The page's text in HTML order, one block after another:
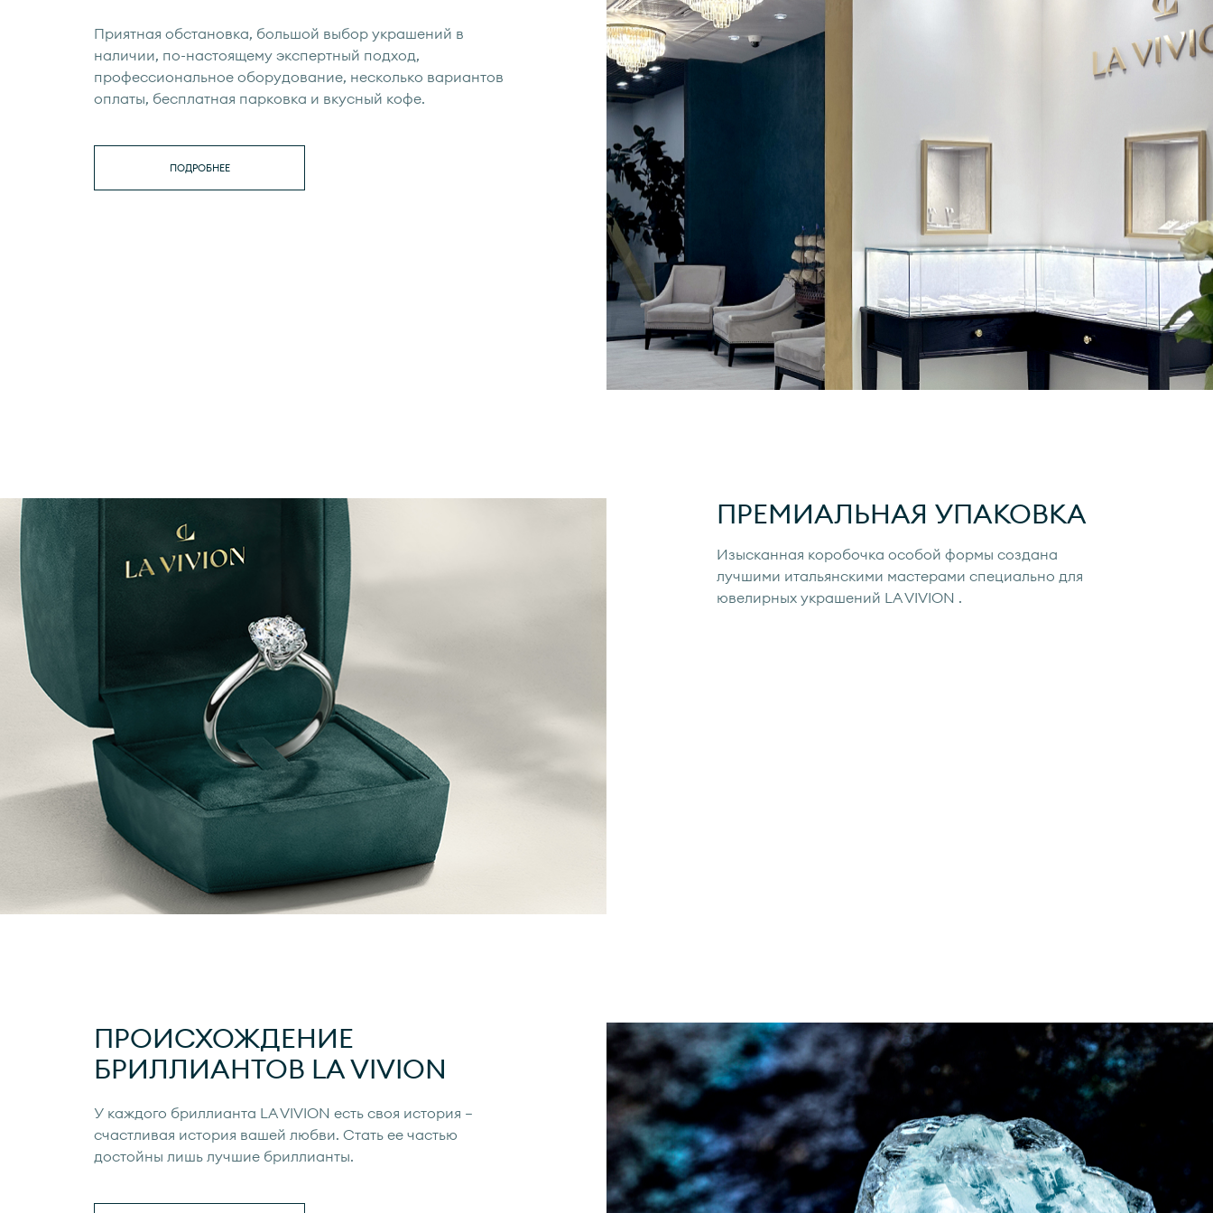
Приятная обстановка, большой выбор украшений в
наличии, по-настоящему экспертный подход,
профессиональное оборудование, несколько вариантов
оплаты, бесплатная парковка и вкусный кофе.
ПОДРОБНЕЕ
ПРЕМИАЛЬНАЯ УПАКОВКА
Изысканная коробочка особой формы создана
лучшими итальянскими мастерами специально для
ювелирных украшений LA VIVION .
ПРОИСХОЖДЕНИЕ
БРИЛЛИАНТОВ LA VIVION
У каждого бриллианта LA VIVION есть своя история —
счастливая история вашей любви. Стать ее частью
достойны лишь лучшие бриллианты.